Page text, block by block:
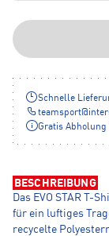
Schnelle
teamsport@
Gratis
BESCHREIBUNG
Das EVO STAR T-
für ein luftiges
recycelte